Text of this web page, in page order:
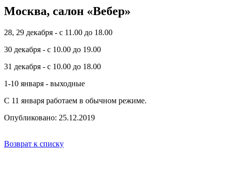
Москва, салон «Вебер»
28, 29 декабря - с 11.00 до 18.00
30 декабря - с 10.00 до 19.00
31 декабря - с 10.00 до 18.00
1-10 января - выходные
С 11 января работаем в обычном режиме.
Опубликовано: 25.12.2019
Возврат к списку